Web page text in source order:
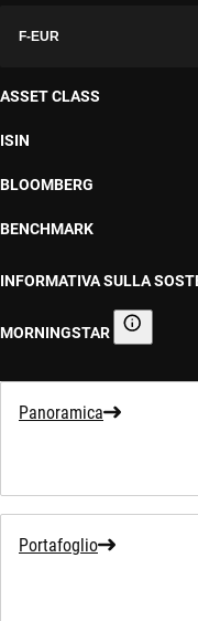
F-EUR
ASSET CLASS
ISIN
BLOOMBERG
BENCHMARK
INFORMATIVA SULLA
MORNINGSTAR Morningstar
Panoramica
Portafoglio